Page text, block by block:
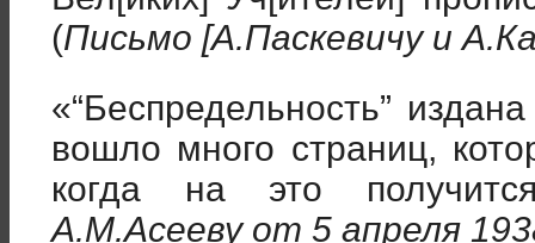
(Письмо [А.Паскевичу и
«“Беспредельность”
вошло много страниц,
когда на это
А.М.Асееву от 5 апреля